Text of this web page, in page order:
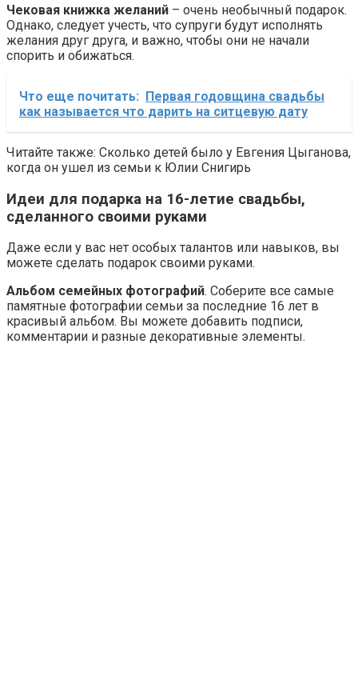
Чековая книжка желаний – очень необычный подарок.
Однако, следует учесть, что супруги будут исполнять
желания друг друга, и важно, чтобы они не начали
спорить и обижаться.
Что еще почитать: Первая годовщина свадьбы
как называется что дарить на ситцевую дату
Читайте также: Сколько детей было у Евгения Цыганова,
когда он ушел из семьи к Юлии Снигирь
Идеи для подарка на 16-летие свадьбы,
сделанного своими руками
Даже если у вас нет особых талантов или навыков, вы
можете сделать подарок своими руками.
Альбом семейных фотографий. Соберите все самые
памятные фотографии семьи за последние 16 лет в
красивый альбом. Вы можете добавить подписи,
комментарии и разные декоративные элементы.